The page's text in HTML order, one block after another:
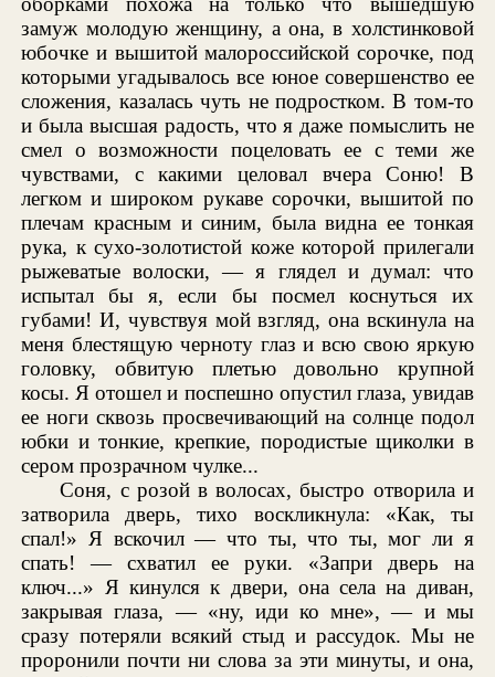
замуж молодую женщину, а она, в холстинковой
юбочке и вышитой малороссийской сорочке, под
которыми угадывалось все юное совершенство ее
сложения, казалась чуть не подростком. В том-то
и была высшая радость, что я даже помыслить не
смел о возможности поцеловать ее с теми же
чувствами, с какими целовал вчера Соню! В
легком и широком рукаве сорочки, вышитой по
плечам красным и синим, была видна ее тонкая
рука, к сухо-золотистой коже которой прилегали
рыжеватые волоски, — я глядел и думал: что
испытал бы я, если бы посмел коснуться их
губами! И, чувствуя мой взгляд, она вскинула на
меня блестящую черноту глаз и всю свою яркую
головку, обвитую плетью довольно крупной
косы. Я отошел и поспешно опустил глаза, увидав
ее ноги сквозь просвечивающий на солнце подол
юбки и тонкие, крепкие, породистые щиколки в
сером прозрачном чулке...
Соня, с розой в волосах, быстро отворила и
затворила дверь, тихо воскликнула: «Как, ты
спал!» Я вскочил — что ты, что ты, мог ли я
спать! — схватил ее руки. «Запри дверь на
ключ...» Я кинулся к двери, она села на диван,
закрывая глаза, — «ну, иди ко мне», — и мы
сразу потеряли всякий стыд и рассудок. Мы не
проронили почти ни слова за эти минуты, и она,